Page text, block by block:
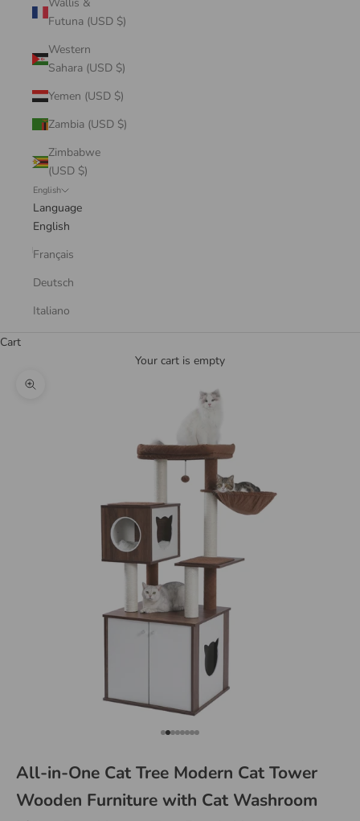
Futuna (USD $)
Western
Sahara (USD $)
Yemen (USD $)
Zambia (USD $)
Zimbabwe
(USD $)
English
Language
English
Français
Deutsch
Italiano
Cart
Your cart is empty
Zoom picture
Go to item 1
Go to item 2
Go to item 3
Go to item 4
Go to item 5
Go to item 6
Go to item 7
Go to item 8
All-in-One Cat Tree Modern Cat Tower
Wooden Furniture with Cat Washroom